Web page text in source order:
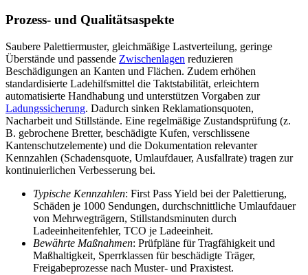
Prozess- und Qualitätsaspekte
Saubere Palettiermuster, gleichmäßige Lastverteilung, geringe
Überstände und passende Zwischenlagen reduzieren
Beschädigungen an Kanten und Flächen. Zudem erhöhen
standardisierte Ladehilfsmittel die Taktstabilität, erleichtern
automatisierte Handhabung und unterstützen Vorgaben zur
Ladungssicherung. Dadurch sinken Reklamationsquoten,
Nacharbeit und Stillstände. Eine regelmäßige Zustandsprüfung (z.
B. gebrochene Bretter, beschädigte Kufen, verschlissene
Kantenschutzelemente) und die Dokumentation relevanter
Kennzahlen (Schadensquote, Umlaufdauer, Ausfallrate) tragen zur
kontinuierlichen Verbesserung bei.
Typische Kennzahlen: First Pass Yield bei der Palettierung,
Schäden je 1000 Sendungen, durchschnittliche Umlaufdauer
von Mehrwegträgern, Stillstandsminuten durch
Ladeeinheitenfehler, TCO je Ladeeinheit.
Bewährte Maßnahmen: Prüfpläne für Tragfähigkeit und
Maßhaltigkeit, Sperrklassen für beschädigte Träger,
Freigabeprozesse nach Muster- und Praxistest.